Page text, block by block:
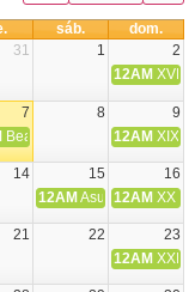
sáb.
dom.
31 1
2
12AM XVIII
7 8
9
del Señor
Beatos Cruz Laplana,
12AM XIX
14 15
16
12AM Asunción de la
12AM XX
21 22
23
12AM XXI